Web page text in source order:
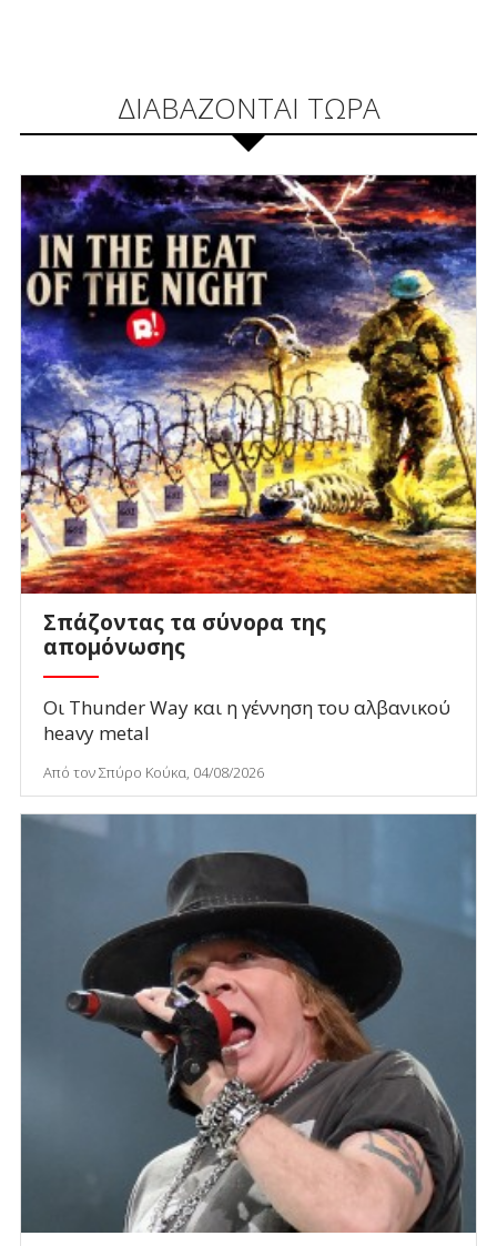
ΔΙΑΒΑΖΟΝΤΑΙ ΤΩΡΑ
Σπάζοντας τα σύνορα της
απομόνωσης
Οι Thunder Way και η γέννηση του αλβανικού
heavy metal
Από τον Σπύρο Κούκα, 04/08/2026